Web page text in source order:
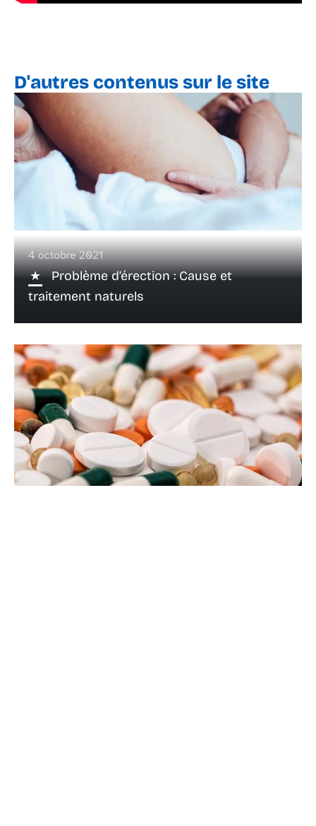
D'autres contenus sur le site
4 octobre 2021
Problème d’érection : Cause et
traitement naturels